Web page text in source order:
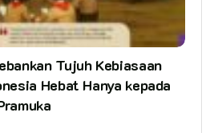
Tujuh Kebiasaan
Hebat Hanya kepada